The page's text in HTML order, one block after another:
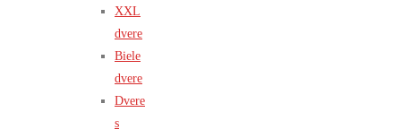
XXL
dvere
Biele
dvere
Dvere
s